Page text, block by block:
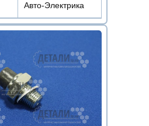
Авто-Электрика